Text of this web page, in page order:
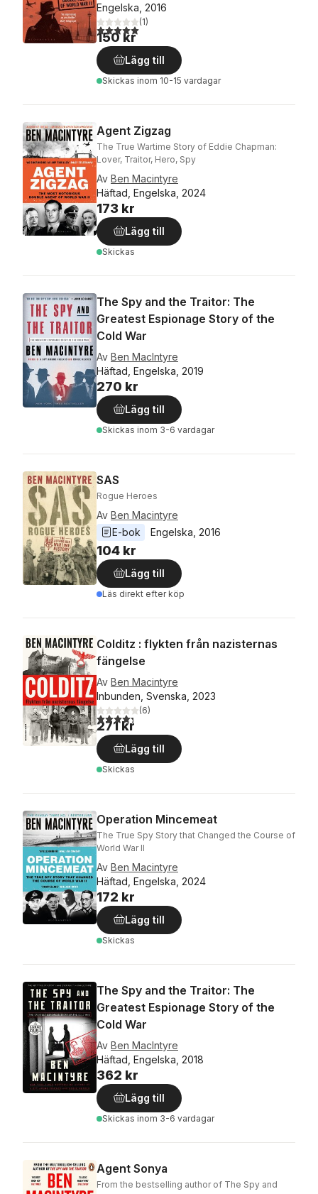
Engelska, 2016
5,0utav 5 stjärnor. Totalt antal röster:
(1)
150 kr
Lägg till
Skickas inom 10-15 vardagar
Agent Zigzag
The True Wartime Story of Eddie Chapman:
Lover, Traitor, Hero, Spy
Av Ben Macintyre
Häftad, Engelska, 2024
173 kr
Lägg till
Skickas
The Spy and the Traitor: The
Greatest Espionage Story of the
Cold War
Av Ben MacIntyre
Häftad, Engelska, 2019
270 kr
Lägg till
Skickas inom 3-6 vardagar
SAS
Rogue Heroes
Av Ben Macintyre
E-bok
Engelska 2016
104 kr
Lägg till
Läs direkt efter köp
Colditz : flykten från nazisternas
fängelse
Av Ben Macintyre
Inbunden, Svenska, 2023
4,3utav 5 stjärnor. Totalt antal röster:
(6)
271 kr
Lägg till
Skickas
Operation Mincemeat
The True Spy Story that Changed the Course of
World War II
Av Ben Macintyre
Häftad, Engelska, 2024
172 kr
Lägg till
Skickas
The Spy and the Traitor: The
Greatest Espionage Story of the
Cold War
Av Ben MacIntyre
Häftad, Engelska, 2018
362 kr
Lägg till
Skickas inom 3-6 vardagar
Agent Sonya
From the bestselling author of The Spy and